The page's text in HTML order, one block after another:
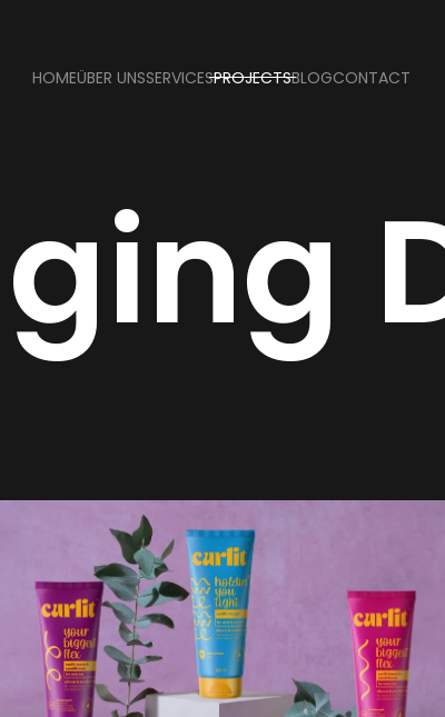
HOMEÜBER UNSSERVICESPROJECTSBLOGCONTACT